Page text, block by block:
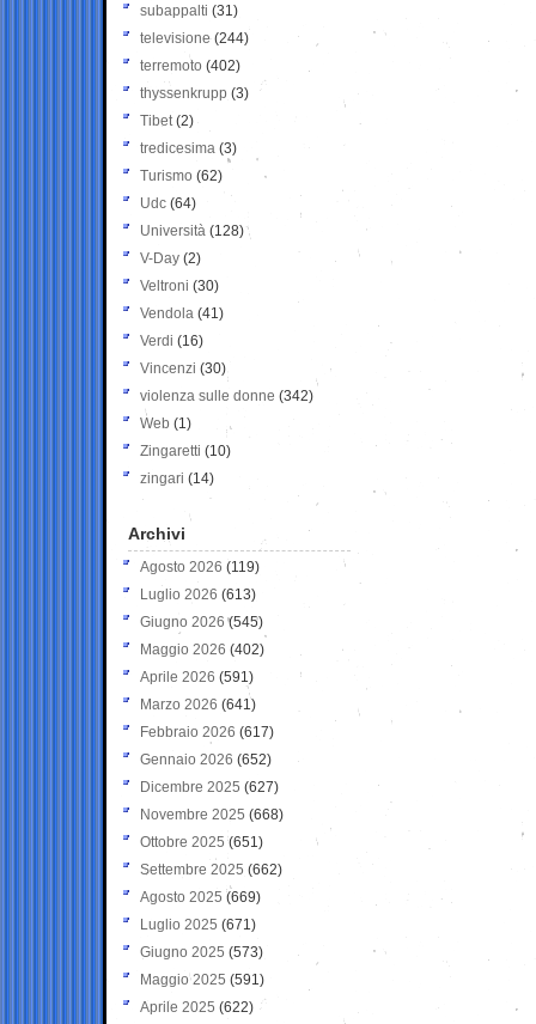
subappalti (31)
televisione(244)
terremoto (402)
thyssenkrupp (3)
Tibet(2)
tredicesima (3)
Turismo (62)
Udc (64)
Università (128)
V-Day (2)
Veltroni (30)
Vendola (41)
Verdi (16)
Vincenzi (30)
violenza sulle donne (342)
Web (1)
Zingaretti (10)
zingari (14)
Archivi
Agosto 2026 (119)
Luglio 2026 (613)
Giugno 2026 (545)
Maggio 2026 (402)
Aprile 2026 (591)
Marzo 2026 (641)
Febbraio 2026 (617)
Gennaio 2026 (652)
Dicembre 2025 (627)
Novembre 2025 (668)
Ottobre 2025 (651)
Settembre 2025 (662)
Agosto 2025 (669)
Luglio 2025 (671)
Giugno 2025 (573)
Maggio 2025 (591)
Aprile 2025 (622)